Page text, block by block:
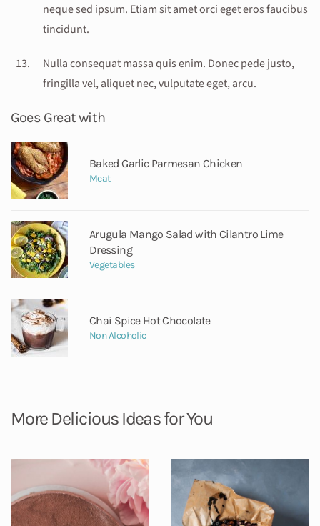
neque sed ipsum. Etiam sit amet orci eget eros faucibus
tincidunt.
Nulla consequat massa quis enim. Donec pede justo,
fringilla vel, aliquet nec, vulputate eget, arcu.
Goes Great with
Baked Garlic Parmesan Chicken
Meat
Arugula Mango Salad with Cilantro Lime
Dressing
Vegetables
Chai Spice Hot Chocolate
Non Alcoholic
More Delicious Ideas for You